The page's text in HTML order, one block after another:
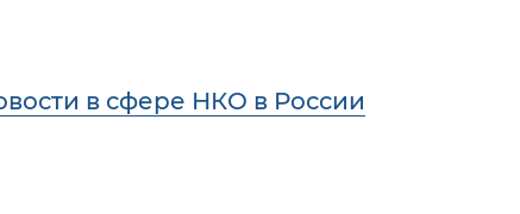
в сфере НКО в России